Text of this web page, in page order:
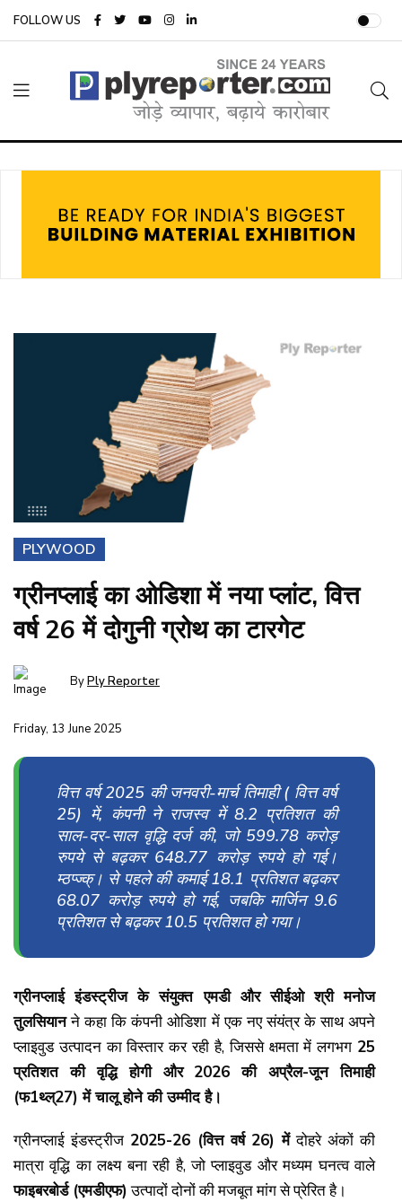
FOLLOW US
PLYWOOD
ग्रीनप्लाई का ओडिशा में नया प्लांट, वित्त
वर्ष 26 में दोगुनी ग्रोथ का टारगेट
ByPly Reporter
Friday, 13 June 2025
वित्त वर्ष 2025 की जनवरी-मार्च तिमाही ( वित्त वर्ष
25) में, कंपनी ने राजस्व में 8.2 प्रतिशत की
साल-दर-साल वृद्धि दर्ज की, जो 599.78 करोड़
रुपये से बढ़कर 648.77 करोड़ रुपये हो गई।
म्ठप्ज्क्। से पहले की कमाई 18.1 प्रतिशत बढ़कर
68.07 करोड़ रुपये हो गई, जबकि मार्जिन 9.6
प्रतिशत से बढ़कर 10.5 प्रतिशत हो गया।
ग्रीनप्लाई इंडस्ट्रीज के संयुक्त एमडी और सीईओ श्री मनोज
तुलसियानने कहा कि कंपनी ओडिशा में एक नए संयंत्र के साथ अपने
प्लाइवुड उत्पादन का विस्तार कर रही है, जिससे क्षमता में लगभग 25
प्रतिशत की वृद्धि होगी और 2026की अप्रैल-जून तिमाही
(फ1थ्ल्27)में चालू होने की उम्मीद है।
ग्रीनप्लाई इंडस्ट्रीज 2025-26 (वित्त वर्ष 26)मेंदोहरे अंकों की
मात्रा वृद्धि का लक्ष्य बना रही है, जो प्लाइवुड और मध्यम घनत्व वाले
फाइबरबोर्ड (एमडीएफ)उत्पादों दोनों की मजबूत मांग से प्रेरित है।